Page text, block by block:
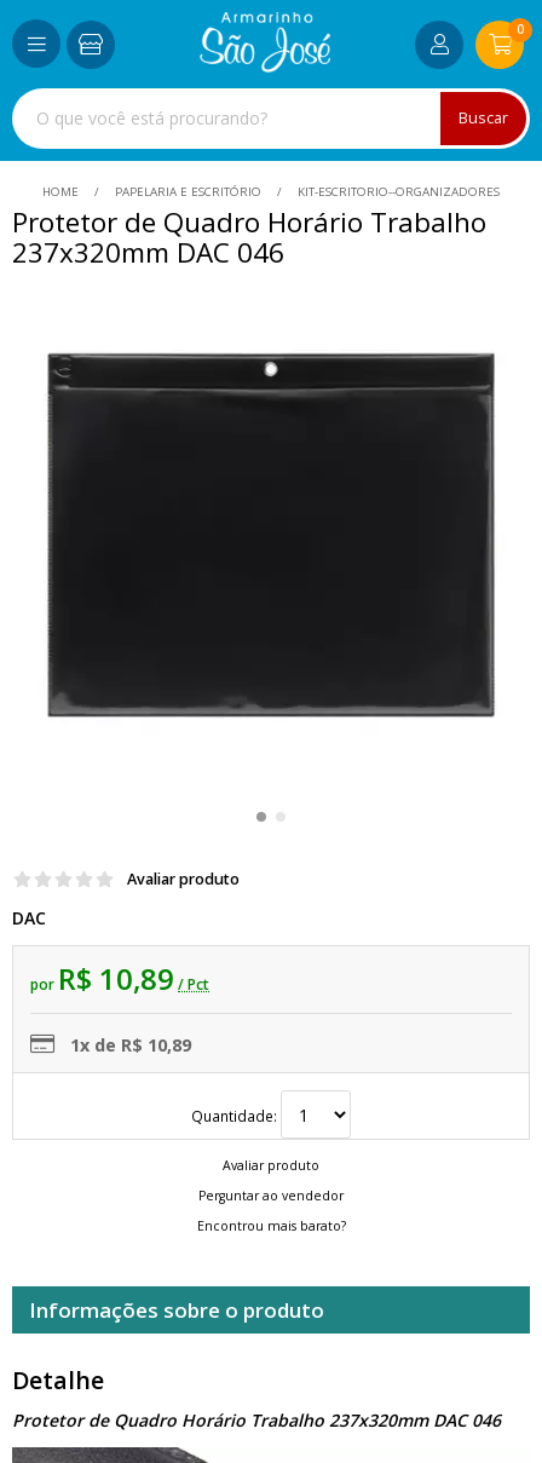
Buscar
0
HOME PAPELARIA E ESCRITÓRIO KIT-ESCRITORIO--ORGANIZADORES
Protetor de Quadro Horário Trabalho
237x320mm DAC 046
Avaliar produto
DAC
por R$ 10,89 / Pct
1x de R$ 10,89
Quantidade:
Avaliar produto
Perguntar ao vendedor
Encontrou mais barato?
Informações sobre o produto
Detalhe
Protetor de Quadro Horário Trabalho 237x320mm DAC 046